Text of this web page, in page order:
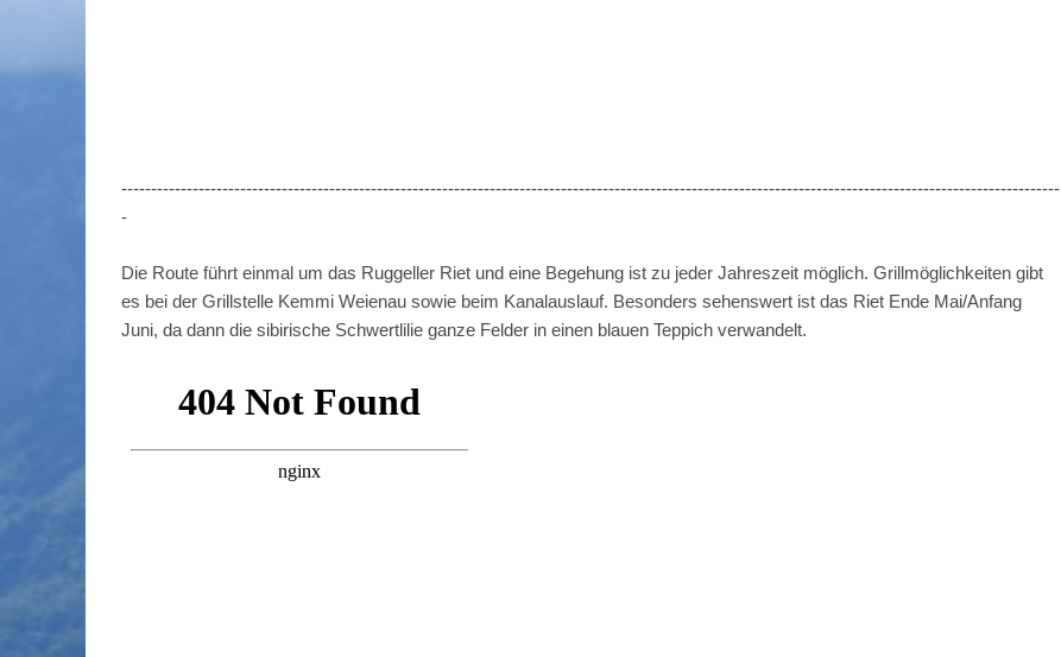
--------------------------------------------------------------------------------------------------------------------------------------------------------------
-
Die Route führt einmal um das Ruggeller Riet und eine Begehung ist zu jeder Jahreszeit möglich. Grillmöglichkeiten gibt
es bei der Grillstelle Kemmi Weienau sowie beim Kanalauslauf. Besonders sehenswert ist das Riet Ende Mai/Anfang
Juni, da dann die sibirische Schwertlilie ganze Felder in einen blauen Teppich verwandelt.